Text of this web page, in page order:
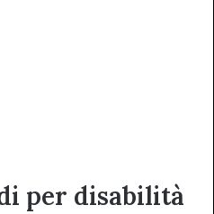
per disabilità